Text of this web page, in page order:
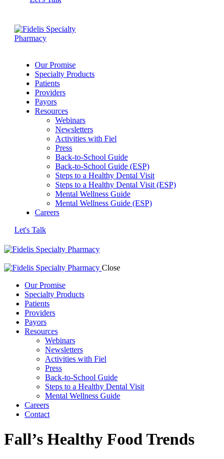
Our Promise
Specialty Products
Patients
Providers
Payors
Resources
Webinars
Newsletters
Activities with Fiel
Press
Back-to-School Guide
Back-to-School Guide (ESP)
Steps to a Healthy Dental Visit
Steps to a Healthy Dental Visit (ESP)
Mental Wellness Guide
Mental Wellness Guide (ESP)
Careers
Let's Talk
Close
Our Promise
Specialty Products
Patients
Providers
Payors
Resources
Webinars
Newsletters
Activities with Fiel
Press
Back-to-School Guide
Steps to a Healthy Dental Visit
Mental Wellness Guide
Careers
Contact
Fall’s Healthy Food Trends